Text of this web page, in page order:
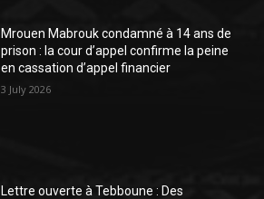
Mrouen Mabrouk condamné à 14 ans de
prison : la cour d’appel confirme la peine
en cassation d’appel financier
3 July 2026
Lettre ouverte à Tebboune : Des